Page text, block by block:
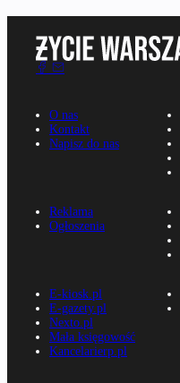
O nas
Kontakt
Napisz do nas
Reklama
Ogłoszenia
E-kiosk.pl
E-gazety.pl
Nexto.pl
Mała księgowość
Kancelarierp.pl